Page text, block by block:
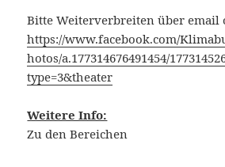
Bitte Weiterverbreiten über email
https://www.facebook.com/
hotos/a.177314676491454/
type=3&theater
Weitere Info:
Zu den Bereichen